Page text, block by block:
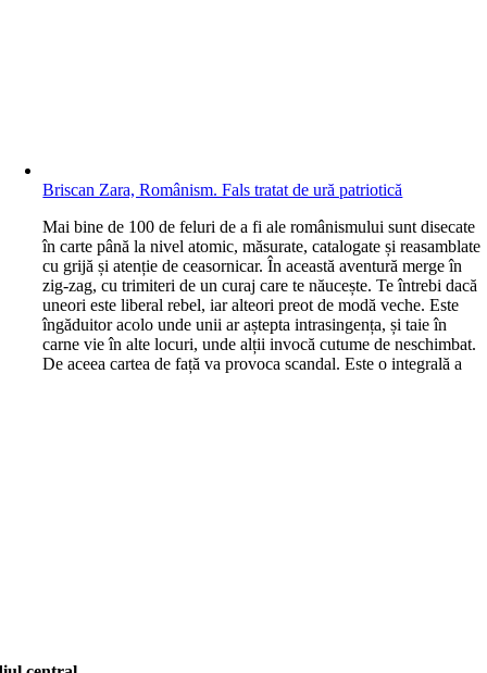
Briscan Zara, Românism. Fals tratat de ură patriotică
Mai bine de 100 de feluri de a fi ale românismului sunt disecate
în carte până la nivel atomic, măsurate, catalogate și reasamblate
cu grijă și atenție de ceasornicar. În această aventură merge în
zig-zag, cu trimiteri de un curaj care te năucește. Te întrebi dacă
uneori este liberal rebel, iar alteori preot de modă veche. Este
îngăduitor acolo unde unii ar aștepta intrasingența, și taie în
carne vie în alte locuri, unde alții invocă cutume de neschimbat.
De aceea cartea de față va provoca scandal. Este o integrală a